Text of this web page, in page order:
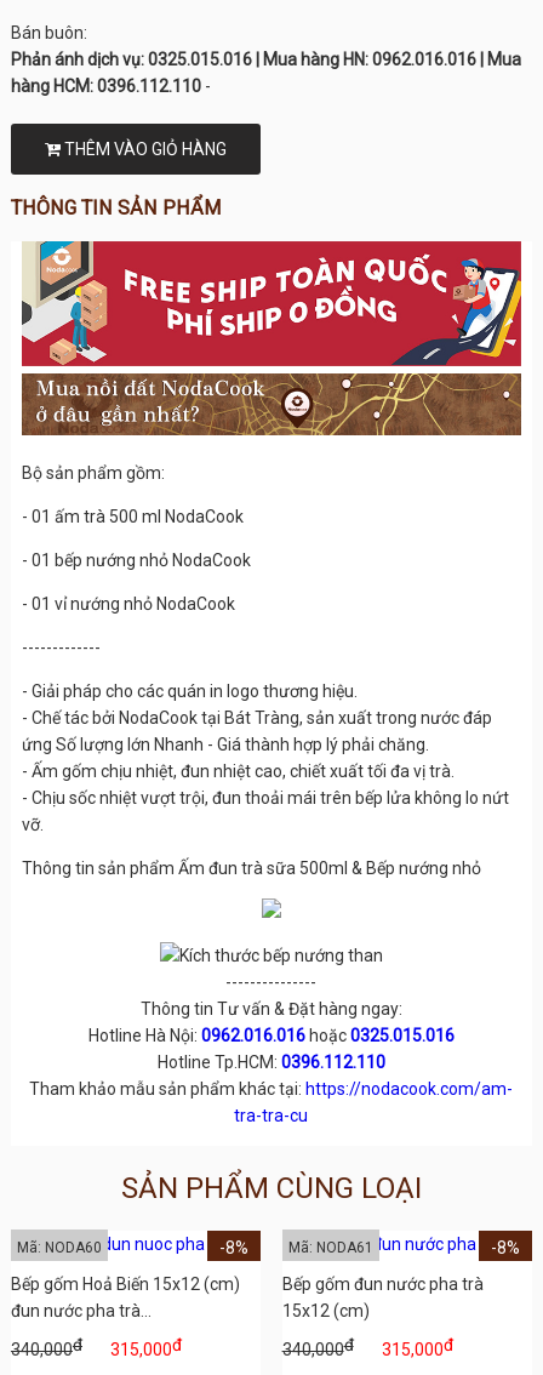
Bán buôn:
Phản ánh dịch vụ: 0325.015.016 | Mua hàng HN: 0962.016.016 | Mua
hàng HCM: 0396.112.110-
THÊM VÀO GIỎ HÀNG
THÔNG TIN SẢN PHẨM
Bộ sản phẩm gồm:
- 01 ấm trà 500 ml NodaCook
- 01 bếp nướng nhỏ NodaCook
- 01 vỉ nướng nhỏ NodaCook
-------------
- Giải pháp cho các quán in logo thương hiệu.
- Chế tác bởi NodaCook tại Bát Tràng, sản xuất trong nước đáp
ứng Số lượng lớn Nhanh - Giá thành hợp lý phải chăng.
- Ấm gốm chịu nhiệt, đun nhiệt cao, chiết xuất tối đa vị trà.
- Chịu sốc nhiệt vượt trội, đun thoải mái trên bếp lửa không lo nứt
vỡ.
Thông tin sản phẩm Ấm đun trà sữa 500ml & Bếp nướng nhỏ
---------------
Thông tin Tư vấn & Đặt hàng ngay:
Hotline Hà Nội: 0962.016.016hoặc0325.015.016
Hotline Tp.HCM: 0396.112.110
Tham khảo mẫu sản phẩm khác tại:https://nodacook.com/am-
tra-tra-cu
SẢN PHẨM CÙNG LOẠI
Bếp gốm Hoả Biến 15x12 (cm)
đun nước pha trà...
340,000đ 315,000đ
-8%
Mã: NODA60
Bếp gốm đun nước pha trà
15x12 (cm)
340,000đ 315,000đ
-8%
Mã: NODA61